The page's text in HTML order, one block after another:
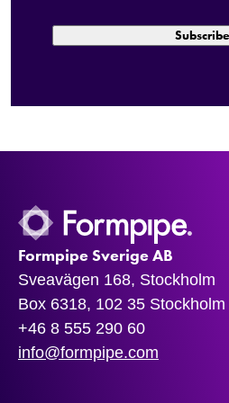
Formpipe Sverige AB
Sveavägen 168, Stockholm
Box 6318, 102 35 Stockholm
+46 8 555 290 60
info@formpipe.com